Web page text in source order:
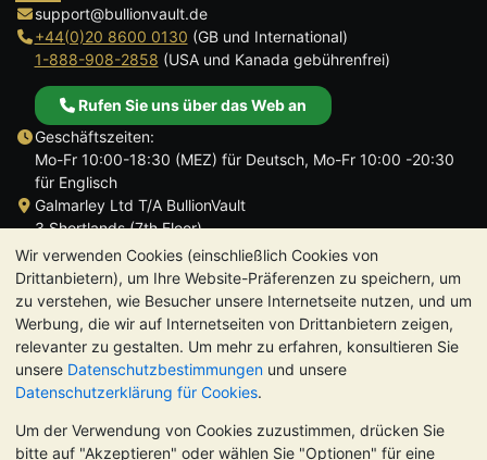
Wir verwenden Cookies (einschließlich Cookies von
Drittanbietern), um Ihre Website-Präferenzen zu speichern, um
zu verstehen, wie Besucher unsere Internetseite nutzen, und um
Werbung, die wir auf Internetseiten von Drittanbietern zeigen,
relevanter zu gestalten. Um mehr zu erfahren, konsultieren Sie
unsere Datenschutzbestimmungen und unsere
Datenschutzerklärung für Cookies.
Um der Verwendung von Cookies zuzustimmen, drücken Sie
bitte auf "Akzeptieren" oder wählen Sie "Optionen" für eine
support@bullionvault.de
+44(0)20 8600 0130 (GB und International)
1-888-908-2858 (USA und Kanada gebührenfrei)
Rufen Sie uns über das Web an
Geschäftszeiten:
Mo-Fr 10:00-18:30 (MEZ) für Deutsch, Mo-Fr 10:00 -20:30
für Englisch
Galmarley Ltd T/A BullionVault
3 Shortlands (7th Floor)
Hammersmith
London
W6 8DA
Großbritannien
TrustScore 4.8 | 726 Bewertungen
BITTE BEACHTEN SIE: Der Wert von Edelmetallen kann sowohl